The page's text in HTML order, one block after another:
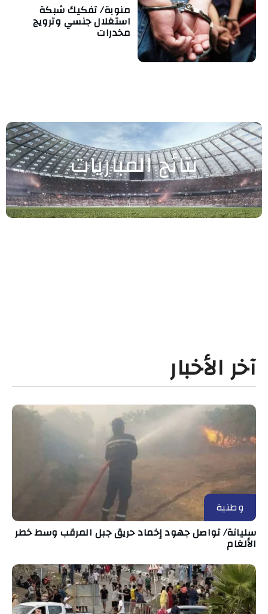
منوبة/ تفكيك شبكة
استغلال جنسي وترويج
مخدرات
نتائج المباريات
آخر الأخبار
وطنية
سليانة/ تواصل جهود إخماد حريق جبل المرقب وسط خطر
الألغام